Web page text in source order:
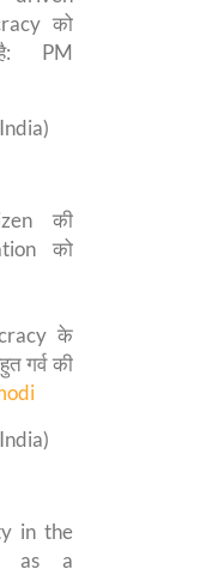
को
PM
की
को
के
गर्व की
in the
as a